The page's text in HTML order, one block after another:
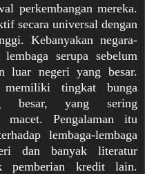
perkembangan mereka.
secara universal dengan
Kebanyakan negara-
serupa sebelum
luar negeri yang besar.
memiliki tingkat bunga
besar, yang sering
macet. Pengalaman itu
lembaga-lembaga
dan banyak literatur
pemberian kredit lain.